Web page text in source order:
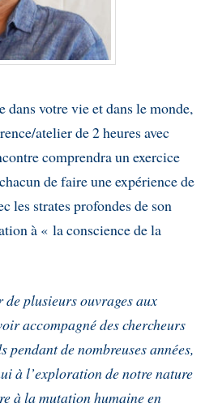
dans votre vie et dans le monde,
atelier de 2 heures avec
comprendra un exercice
de faire une expérience de
les strates profondes de son
à « la conscience de la
plusieurs ouvrages aux
accompagné des chercheurs
pendant de nombreuses années,
à l’exploration de notre nature
à la mutation humaine en